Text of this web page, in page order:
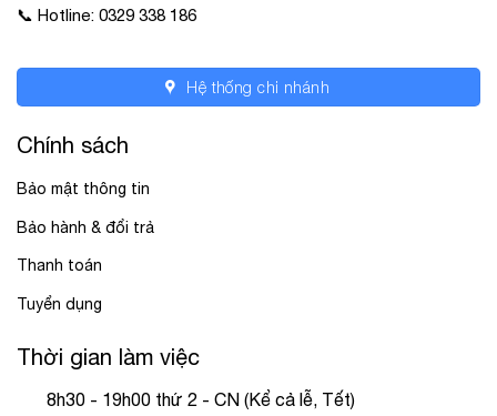
📞 Hotline: 0329 338 186
Hệ thống chi nhánh
Chính sách
Bảo mật thông tin
Bảo hành & đổi trả
Thanh toán
Tuyển dụng
Thời gian làm việc
8h30 - 19h00 thứ 2 - CN (Kể cả lễ, Tết)